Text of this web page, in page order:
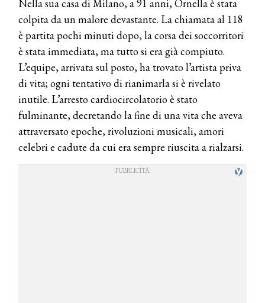
Nella sua casa di Milano, a 91 anni, Ornella è stata
colpita da un malore devastante. La chiamata al 118
è partita pochi minuti dopo, la corsa dei soccorritori
è stata immediata, ma tutto si era già compiuto.
L’equipe, arrivata sul posto, ha trovato l’artista priva
di vita; ogni tentativo di rianimarla si è rivelato
inutile. L’arresto cardiocircolatorio è stato
fulminante, decretando la fine di una vita che aveva
attraversato epoche, rivoluzioni musicali, amori
celebri e cadute da cui era sempre riuscita a rialzarsi.